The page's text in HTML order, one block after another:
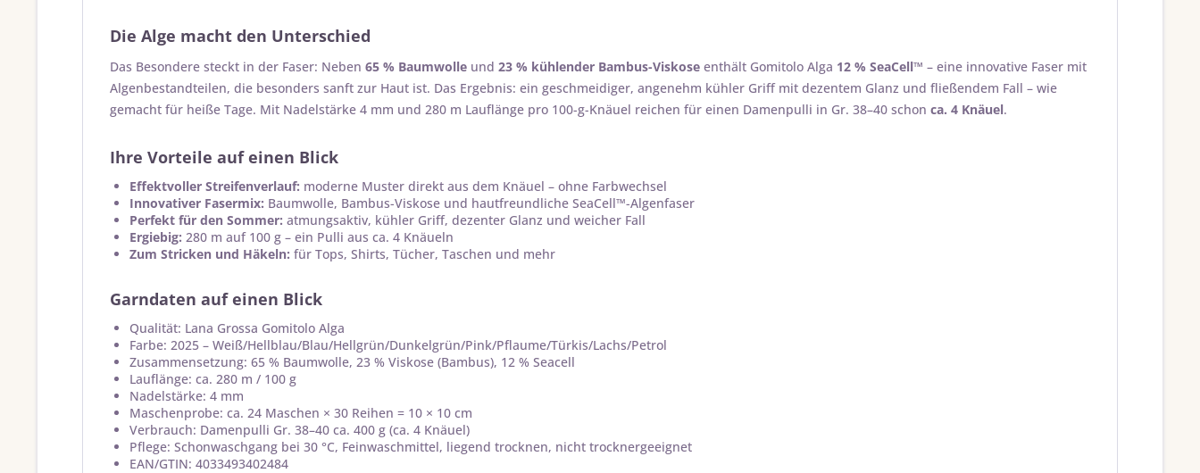
Die Alge macht den Unterschied
Das Besondere steckt in der Faser: Neben 65 % Baumwolle und 23 % kühlender Bambus-Viskose enthält Gomitolo Alga 12 % SeaCell™ – eine innovative Faser mit
Algenbestandteilen, die besonders sanft zur Haut ist. Das Ergebnis: ein geschmeidiger, angenehm kühler Griff mit dezentem Glanz und fließendem Fall – wie
gemacht für heiße Tage. Mit Nadelstärke 4 mm und 280 m Lauflänge pro 100-g-Knäuel reichen für einen Damenpulli in Gr. 38–40 schon ca. 4 Knäuel.
Ihre Vorteile auf einen Blick
Effektvoller Streifenverlauf: moderne Muster direkt aus dem Knäuel – ohne Farbwechsel
Innovativer Fasermix: Baumwolle, Bambus-Viskose und hautfreundliche SeaCell™-Algenfaser
Perfekt für den Sommer: atmungsaktiv, kühler Griff, dezenter Glanz und weicher Fall
Ergiebig: 280 m auf 100 g – ein Pulli aus ca. 4 Knäueln
Zum Stricken und Häkeln: für Tops, Shirts, Tücher, Taschen und mehr
Garndaten auf einen Blick
Qualität: Lana Grossa Gomitolo Alga
Farbe: 2025 – Weiß/Hellblau/Blau/Hellgrün/Dunkelgrün/Pink/Pflaume/Türkis/Lachs/Petrol
Zusammensetzung: 65 % Baumwolle, 23 % Viskose (Bambus), 12 % Seacell
Lauflänge: ca. 280 m / 100 g
Nadelstärke: 4 mm
Maschenprobe: ca. 24 Maschen × 30 Reihen = 10 × 10 cm
Verbrauch: Damenpulli Gr. 38–40 ca. 400 g (ca. 4 Knäuel)
Pflege: Schonwaschgang bei 30 °C, Feinwaschmittel, liegend trocknen, nicht trocknergeeignet
EAN/GTIN: 4033493402484